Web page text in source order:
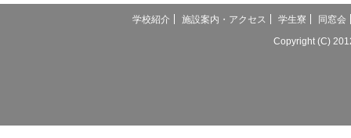
学校紹介 施設案内・アクセス 学生寮 同窓会
Copyright (C)